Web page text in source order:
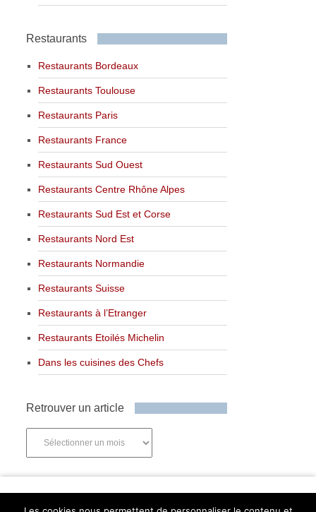
Restaurants
Restaurants Bordeaux
Restaurants Toulouse
Restaurants Paris
Restaurants France
Restaurants Sud Ouest
Restaurants Centre Rhône Alpes
Restaurants Sud Est et Corse
Restaurants Nord Est
Restaurants Normandie
Restaurants Suisse
Restaurants à l’Etranger
Restaurants Etoilés Michelin
Dans les cuisines des Chefs
Retrouver un article